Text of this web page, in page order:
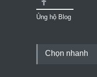
Ủng hộ Blog
Chọn nhanh